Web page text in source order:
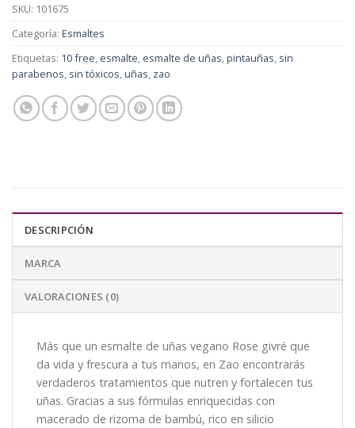
SKU: 101675
Categoría: Esmaltes
Etiquetas: 10 free esmalte esmalte de uñas pintauñas sin
parabenos sin tóxicos uñas zao
DESCRIPCIÓN
MARCA
VALORACIONES (0)
Más que un esmalte de uñas vegano Rose givré que
da vida y frescura a tus manos, en Zao encontrarás
verdaderos tratamientos que nutren y fortalecen tus
uñas. Gracias a sus fórmulas enriquecidas con
macerado de rizoma de bambú, rico en silicio